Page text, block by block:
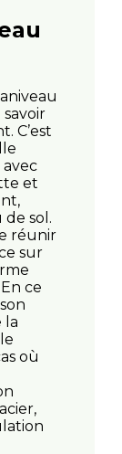
C’est
et
de sol.
réunir
sur
ce
la
où